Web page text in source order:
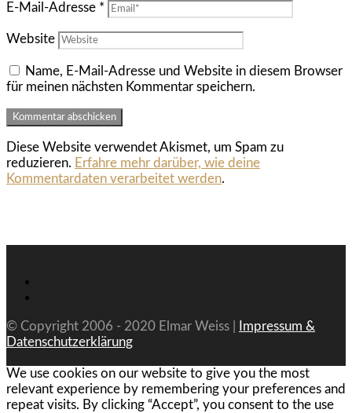
E-Mail-Adresse *
Website
Name, E-Mail-Adresse und Website in diesem Browser
für meinen nächsten Kommentar speichern.
Diese Website verwendet Akismet, um Spam zu
reduzieren. Erfahre mehr darüber, wie deine
Kommentardaten verarbeitet werden.
© Copyright 2006 - 2020 Elmar Weiss |
Impressum &
Datenschutzerklärung
We use cookies on our website to give you the most
relevant experience by remembering your preferences and
repeat visits. By clicking “Accept”, you consent to the use